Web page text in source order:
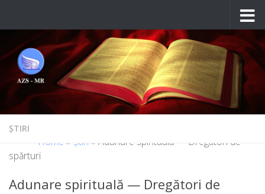
ȘTIRI
Home » Știri » Adunare spirituală — Dregători de
spărturi
Adunare spirituală — Dregători de